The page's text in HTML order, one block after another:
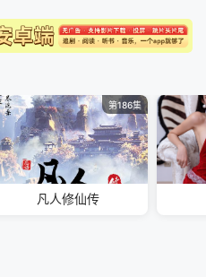
第186集
凡人修仙传